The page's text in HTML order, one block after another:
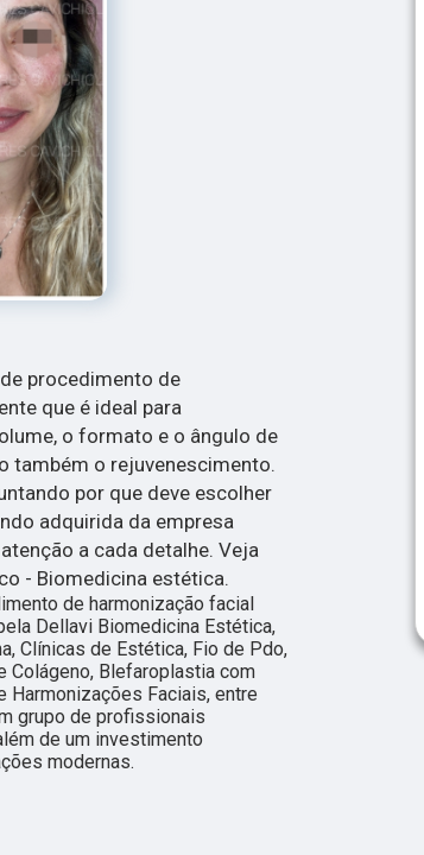
procedimento de
que é ideal para
o formato e o ângulo de
também o rejuvenescimento.
por que deve escolher
adquirida da empresa
a cada detalhe. Veja
- Biomedicina estética.
de harmonização facial
Dellavi Biomedicina Estética,
Clínicas de Estética, Fio de Pdo,
Colágeno, Blefaroplastia com
Harmonizações Faciais, entre
grupo de profissionais
de um investimento
modernas.